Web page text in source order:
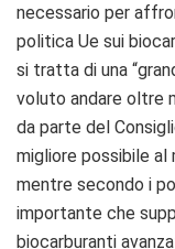
necessario per
politica Ue sui
si tratta di una
voluto andare oltre
da parte del
migliore possibile al
mentre secondo i
importante che
biocarburanti